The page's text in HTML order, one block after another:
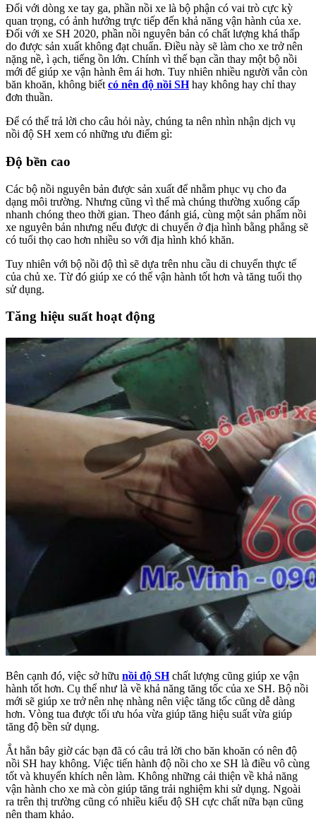
Đối với dòng xe tay ga, phần nồi xe là bộ phận có vai trò cực kỳ
quan trọng, có ảnh hưởng trực tiếp đến khả năng vận hành của xe.
Đối với xe SH 2020, phần nồi nguyên bản có chất lượng khá thấp
do được sản xuất không đạt chuẩn. Điều này sẽ làm cho xe trở nên
nặng nề, ì ạch, tiếng ồn lớn. Chính vì thế bạn cần thay một bộ nồi
mới để giúp xe vận hành êm ái hơn. Tuy nhiên nhiều người vẫn còn
băn khoăn, không biết có nên độ nồi SHhay không hay chỉ thay
đơn thuần.
Để có thể trả lời cho câu hỏi này, chúng ta nên nhìn nhận dịch vụ
nồi độ SH xem có những ưu điểm gì:
Độ bền cao
Các bộ nồi nguyên bản được sản xuất để nhằm phục vụ cho đa
dạng môi trường. Nhưng cũng vì thế mà chúng thường xuống cấp
nhanh chóng theo thời gian. Theo đánh giá, cùng một sản phẩm nồi
xe nguyên bản nhưng nếu được di chuyển ở địa hình bằng phẳng sẽ
có tuổi thọ cao hơn nhiều so với địa hình khó khăn.
Tuy nhiên với bộ nồi độ thì sẽ dựa trên nhu cầu di chuyển thực tế
của chủ xe. Từ đó giúp xe có thể vận hành tốt hơn và tăng tuổi thọ
sử dụng.
Tăng hiệu suất hoạt động
Bên cạnh đó, việc sở hữu nồi độ SHchất lượng cũng giúp xe vận
hành tốt hơn. Cụ thể như là về khả năng tăng tốc của xe SH. Bộ nồi
mới sẽ giúp xe trở nên nhẹ nhàng nên việc tăng tốc cũng dễ dàng
hơn. Vòng tua được tối ưu hóa vừa giúp tăng hiệu suất vừa giúp
tăng độ bền sử dụng.
Ắt hẳn bây giờ các bạn đã có câu trả lời cho băn khoăn có nên độ
nồi SH hay không. Việc tiến hành độ nồi cho xe SH là điều vô cùng
tốt và khuyến khích nên làm. Không những cải thiện về khả năng
vận hành cho xe mà còn giúp tăng trải nghiệm khi sử dụng. Ngoài
ra trên thị trường cũng có nhiều kiểu độ SH cực chất nữa bạn cũng
nên tham khảo.